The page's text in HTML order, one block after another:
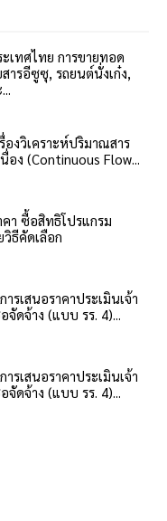
เทศไทย การขายทอด
ารอีซูซุ, รถยนต์นั่งเก๋ง,
องวิเคราะห์ปริมาณสาร
ง (Continuous Flow...
า ซื้อสิทธิโปรแกรม
วิธีคัดเลือก
รเสนอราคาประเมินเจ้า
ดจ้าง (แบบ รร. 4)...
รเสนอราคาประเมินเจ้า
ดจ้าง (แบบ รร. 4)...